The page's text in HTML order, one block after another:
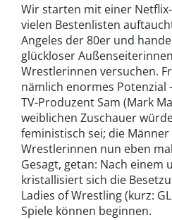
Wir starten mit einer
vielen Bestenlisten
Angeles der 80er und
glückloser
Wrestlerinnen versuchen.
nämlich enormes Potenzial
TV-Produzent Sam (Mark
weiblichen Zuschauer
feministisch sei; die Männer
Wrestlerinnen nun eben
Gesagt, getan: Nach einem
kristallisiert sich die
Ladies of Wrestling (kurz:
Spiele können beginnen.